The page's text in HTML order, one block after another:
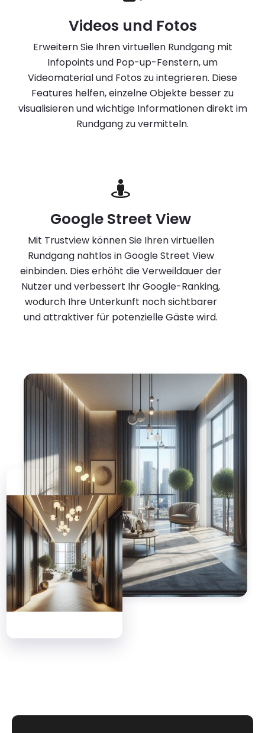
Videos und Fotos
Erweitern Sie Ihren virtuellen Rundgang mit
Infopoints und Pop-up-Fenstern, um
Videomaterial und Fotos zu integrieren. Diese
Features helfen, einzelne Objekte besser zu
visualisieren und wichtige Informationen direkt im
Rundgang zu vermitteln.
Google Street View
Mit Trustview können Sie Ihren virtuellen
Rundgang nahtlos in Google Street View
einbinden. Dies erhöht die Verweildauer der
Nutzer und verbessert Ihr Google-Ranking,
wodurch Ihre Unterkunft noch sichtbarer
und attraktiver für potenzielle Gäste wird.